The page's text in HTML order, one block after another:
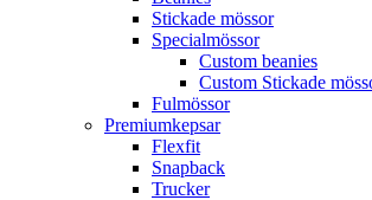
Stickade mössor
Specialmössor
Custom beanies
Custom Stickade
Fulmössor
Premiumkepsar
Flexfit
Snapback
Trucker